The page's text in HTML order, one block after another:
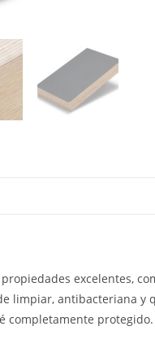
excelentes,
limpiar, antibacteriana y
completamente protegido.